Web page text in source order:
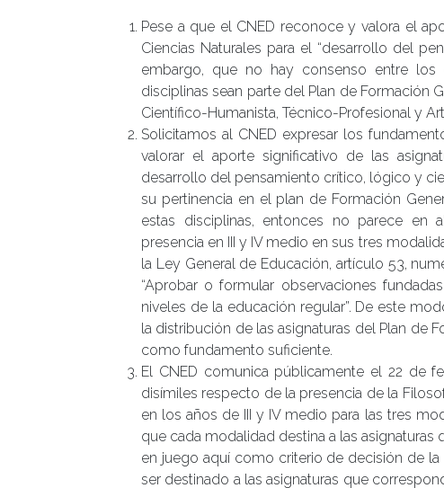
Pese a que el CNED reconoce y valora el
Ciencias Naturales para el “desarrollo del
embargo, que no hay consenso entre
disciplinas sean parte del Plan de Formación
Científico-Humanista, Técnico-Profesional y
Solicitamos al CNED expresar los
valorar el aporte significativo de las
desarrollo del pensamiento crítico, lógico y
su pertinencia en el plan de Formación
estas disciplinas, entonces no parece
presencia en III y IV medio en sus tres
la Ley General de Educación, artículo 53,
“Aprobar o formular observaciones
niveles de la educación regular”. De este
la distribución de las asignaturas del Plan de
como fundamento suficiente.
El CNED comunica públicamente el 22 de
disímiles respecto de la presencia de la
en los años de III y IV medio para las tres
que cada modalidad destina a las asignaturas
en juego aquí como criterio de decisión de
ser destinado a las asignaturas que